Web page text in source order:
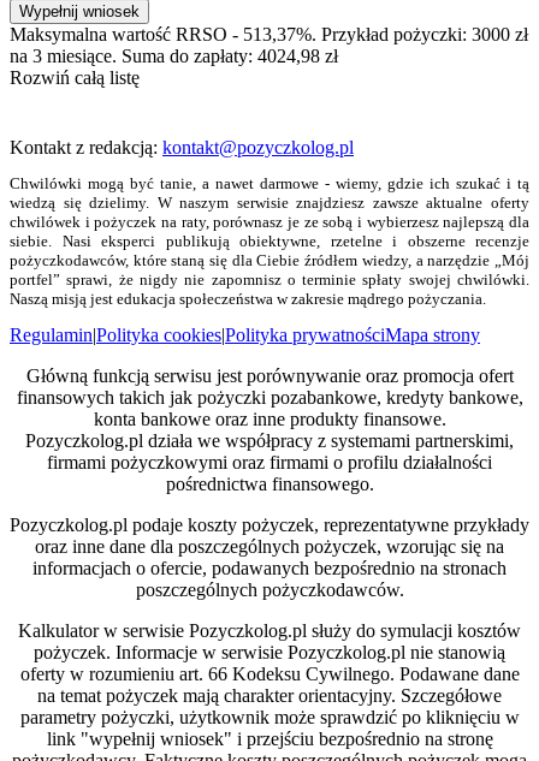
Wypełnij wniosek
Maksymalna wartość RRSO - 513,37%. Przykład pożyczki: 3000 zł
na 3 miesiące. Suma do zapłaty: 4024,98 zł
Rozwiń całą listę
Kontakt z redakcją: kontakt@pozyczkolog.pl
Chwilówki mogą być tanie, a nawet darmowe - wiemy, gdzie ich szukać i tą
wiedzą się dzielimy. W naszym serwisie znajdziesz zawsze aktualne oferty
chwilówek i pożyczek na raty, porównasz je ze sobą i wybierzesz najlepszą dla
siebie. Nasi eksperci publikują obiektywne, rzetelne i obszerne recenzje
pożyczkodawców, które staną się dla Ciebie źródłem wiedzy, a narzędzie „Mój
portfel” sprawi, że nigdy nie zapomnisz o terminie spłaty swojej chwilówki.
Naszą misją jest edukacja społeczeństwa w zakresie mądrego pożyczania.
Regulamin|Polityka cookies|Polityka prywatnościMapa strony
Główną funkcją serwisu jest porównywanie oraz promocja ofert
finansowych takich jak pożyczki pozabankowe, kredyty bankowe,
konta bankowe oraz inne produkty finansowe.
Pozyczkolog.pl działa we współpracy z systemami partnerskimi,
firmami pożyczkowymi oraz firmami o profilu działalności
pośrednictwa finansowego.
Pozyczkolog.pl podaje koszty pożyczek, reprezentatywne przykłady
oraz inne dane dla poszczególnych pożyczek, wzorując się na
informacjach o ofercie, podawanych bezpośrednio na stronach
poszczególnych pożyczkodawców.
Kalkulator w serwisie Pozyczkolog.pl służy do symulacji kosztów
pożyczek. Informacje w serwisie Pozyczkolog.pl nie stanowią
oferty w rozumieniu art. 66 Kodeksu Cywilnego. Podawane dane
na temat pożyczek mają charakter orientacyjny. Szczegółowe
parametry pożyczki, użytkownik może sprawdzić po kliknięciu w
link "wypełnij wniosek" i przejściu bezpośrednio na stronę